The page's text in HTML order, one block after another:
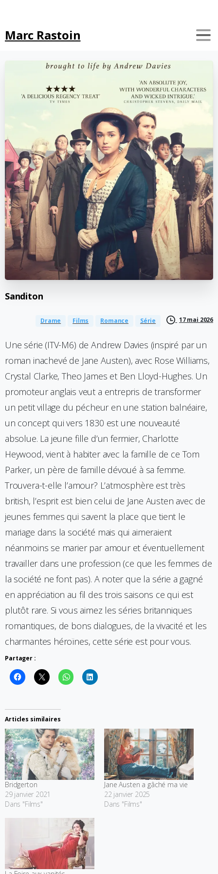
Marc Rastoin
Sanditon
Drame Films Romance Série 17 mai 2026
Une série (ITV-M6) de Andrew Davies (inspiré par un
roman inachevé de Jane Austen), avec Rose Williams,
Crystal Clarke, Theo James et Ben Lloyd-Hughes. Un
promoteur anglais veut a entrepris de transformer
un petit village du pécheur en une station balnéaire,
un concept qui vers 1830 est une nouveauté
absolue. La jeune fille d’un fermier, Charlotte
Heywood, vient à habiter avec la famille de ce Tom
Parker, un père de famille dévoué à sa femme.
Trouvera-t-elle l’amour? L’atmosphère est très
british, l’esprit est bien celui de Jane Austen avec de
jeunes femmes qui savent la place que tient le
mariage dans la société mais qui aimeraient
néanmoins se marier par amour et éventuellement
travailler dans une profession (ce que les femmes de
la société ne font pas). A noter que la série a gagné
en appréciation au fil des trois saisons ce qui est
plutôt rare. Si vous aimez les séries britanniques
romantiques, de bons dialogues, de la vivacité et les
charmantes héroïnes, cette série est pour vous.
Partager :
Articles similaires
Bridgerton
29 janvier 2021
Dans "Films"
Jane Austen a gâché ma vie
22 janvier 2025
Dans "Films"